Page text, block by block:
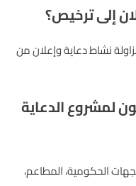
إلى ترخيص؟
نشاط دعاية وإعلان من
لمشروع الدعاية
الحكومية، المطاعم،